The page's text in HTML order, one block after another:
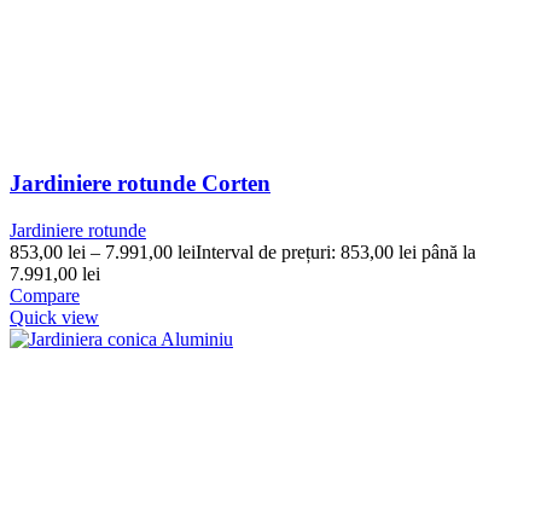
Jardiniere rotunde Corten
Jardiniere rotunde
853,00 lei – 7.991,00 leiInterval de prețuri: 853,00 lei până la
7.991,00 lei
Compare
Quick view